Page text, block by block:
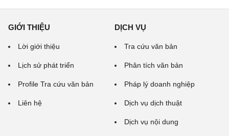
GIỚI THIỆU
Lời giới thiệu
Lịch sử phát triển
Profile Tra cứu văn bản
Liên hệ
DỊCH VỤ
Tra cứu văn bản
Phân tích văn bản
Pháp lý doanh nghiệp
Dịch vụ dịch thuật
Dịch vụ nội dung